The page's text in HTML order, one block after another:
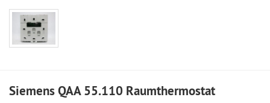
Siemens QAA 55.110 Raumthermostat